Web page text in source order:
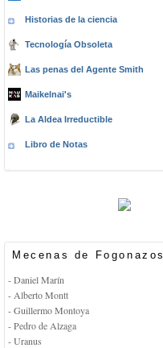
Historias de la ciencia
Tecnología Obsoleta
Las penas del Agente Smith
Maikelnai's
La Aldea Irreductible
Libro de Notas
Mecenas de Fogonazos
- Daniel Marín
- Alberto Montt
- Guillermo Montoya
- Pedro de Alzaga
- Uranus